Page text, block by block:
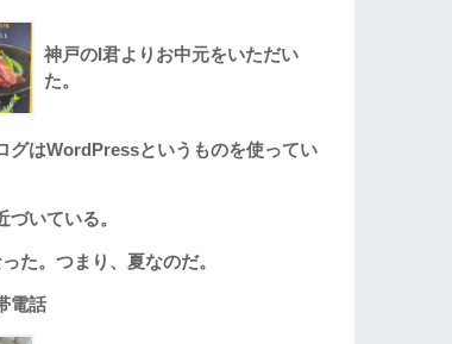
神戸のI君よりお中元をいただい
た。
グはWordPressというものを使ってい
づいている。
た。つまり、夏なのだ。
電話